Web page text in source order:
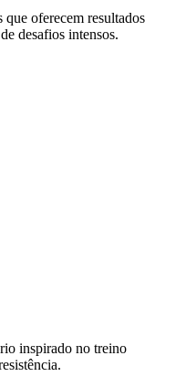
que oferecem resultados
desafios intensos.
inspirado no treino